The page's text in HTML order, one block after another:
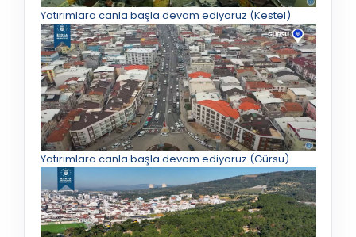
Yatırımlara canla başla devam ediyoruz (Kestel)
Yatırımlara canla başla devam ediyoruz (Gürsu)